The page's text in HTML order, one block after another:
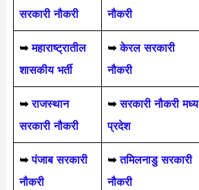
सरकारी नौकरी
नौकरी
➥ महाराष्ट्रातील
शासकीय भर्ती
➥ केरल सरकारी
नौकरी
➥ राजस्थान
सरकारी नौकरी
➥सरकारी नौकरी मध्य
प्रदेश
➥ पंजाब सरकारी
नौकरी
➥ तमिलनाडु सरकारी
नौकरी